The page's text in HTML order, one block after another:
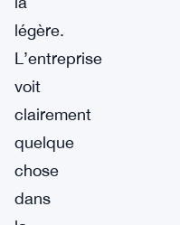
légère.
L’entreprise
voit
clairement
quelque
chose
dans